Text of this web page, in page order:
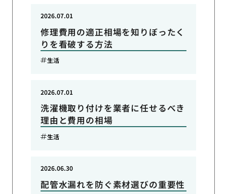
修理費用の適正相場を知りぼったく
りを看破する方法
2026.07.01
生活
洗濯機取り付けを業者に任せるべき
理由と費用の相場
2026.07.01
生活
配管水漏れを防ぐ素材選びの重要性
2026.06.30